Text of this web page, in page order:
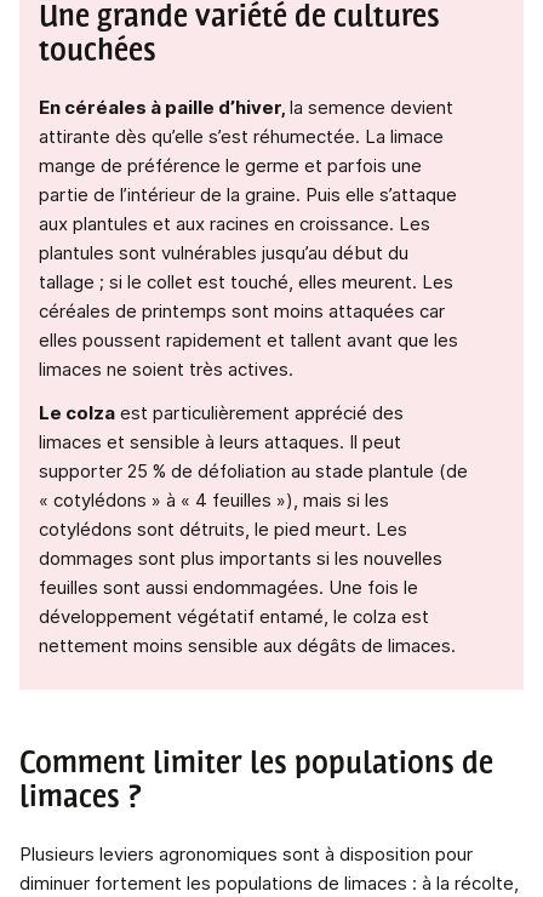
Une grande variété de cultures
touchées
En céréales à paille d’hiver, la semence devient
attirante dès qu’elle s’est réhumectée. La limace
mange de préférence le germe et parfois une
partie de l’intérieur de la graine. Puis elle s’attaque
aux plantules et aux racines en croissance. Les
plantules sont vulnérables jusqu’au début du
tallage ; si le collet est touché, elles meurent. Les
céréales de printemps sont moins attaquées car
elles poussent rapidement et tallent avant que les
limaces ne soient très actives.
Le colza est particulièrement apprécié des
limaces et sensible à leurs attaques. Il peut
supporter 25 % de défoliation au stade plantule (de
« cotylédons » à « 4 feuilles »), mais si les
cotylédons sont détruits, le pied meurt. Les
dommages sont plus importants si les nouvelles
feuilles sont aussi endommagées. Une fois le
développement végétatif entamé, le colza est
nettement moins sensible aux dégâts de limaces.
Comment limiter les populations de
limaces ?
Plusieurs leviers agronomiques sont à disposition pour
diminuer fortement les populations de limaces : à la récolte,